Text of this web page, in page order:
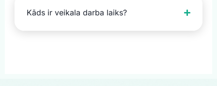
Kāds ir veikala darba laiks?